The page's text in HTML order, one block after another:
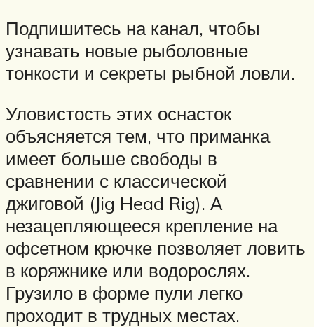
Подпишитесь на канал, чтобы
узнавать новые рыболовные
тонкости и секреты рыбной ловли.
Уловистость этих оснасток
объясняется тем, что приманка
имеет больше свободы в
сравнении с классической
джиговой (Jig Head Rig). А
незацепляющееся крепление на
офсетном крючке позволяет ловить
в коряжнике или водорослях.
Грузило в форме пули легко
проходит в трудных местах.